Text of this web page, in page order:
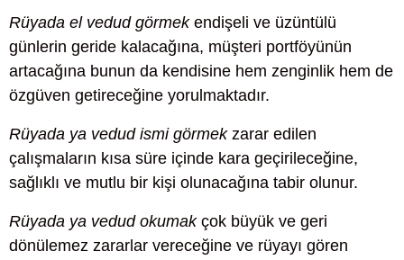
Rüyada el vedud görmekendişeli ve üzüntülü
günlerin geride kalacağına, müşteri portföyünün
artacağına bunun da kendisine hem zenginlik hem de
özgüven getireceğine yorulmaktadır.
Rüyada ya vedud ismi görmekzarar edilen
çalışmaların kısa süre içinde kara geçirileceğine,
sağlıklı ve mutlu bir kişi olunacağına tabir olunur.
Rüyada ya vedud okumakçok büyük ve geri
dönülemez zararlar vereceğine ve rüyayı gören